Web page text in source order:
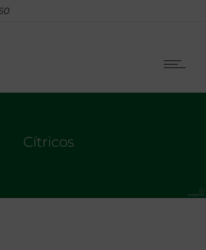
Cítricos